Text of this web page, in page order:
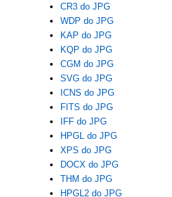
CR3 do JPG
WDP do JPG
KAP do JPG
KQP do JPG
CGM do JPG
SVG do JPG
ICNS do JPG
FITS do JPG
IFF do JPG
HPGL do JPG
XPS do JPG
DOCX do JPG
THM do JPG
HPGL2 do JPG